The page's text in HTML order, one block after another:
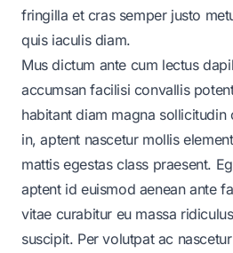
fringilla et cras semper justo
quis iaculis diam.
Mus dictum ante cum lectus
accumsan facilisi convallis
habitant diam magna
in, aptent nascetur mollis
mattis egestas class praesent.
aptent id euismod aenean ante
vitae curabitur eu massa
suscipit. Per volutpat ac